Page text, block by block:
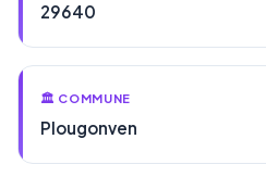
29640
🏛️ COMMUNE
Plougonven